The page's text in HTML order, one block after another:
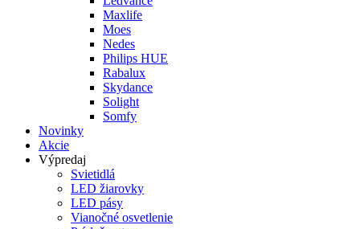
Maxlife
Moes
Nedes
Philips HUE
Rabalux
Skydance
Solight
Somfy
Novinky
Akcie
Výpredaj
Svietidlá
LED žiarovky
LED pásy
Vianočné osvetlenie